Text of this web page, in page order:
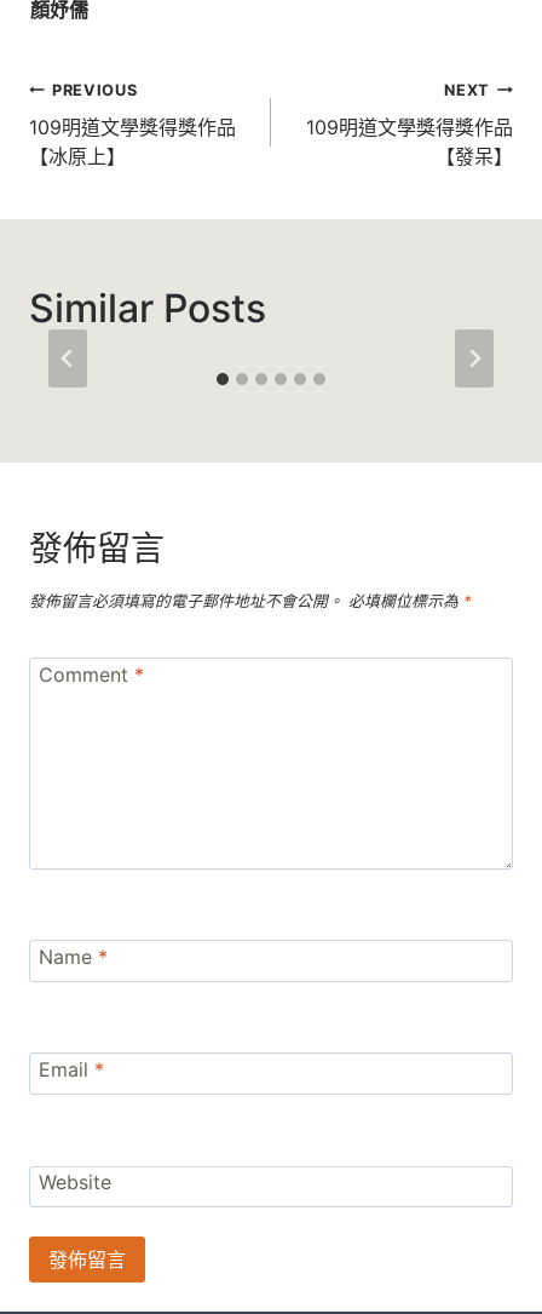
顏妤儒
文
章
導
覽
PREVIOUS
109明道文學獎得獎作品
【冰原上】
NEXT
109明道文學獎得獎作品
【發呆】
Similar Posts
發佈留言
發佈留言必須填寫的電子郵件地址不會公開。 必填欄位標示為 *
Comment *
Name *
Email *
Website